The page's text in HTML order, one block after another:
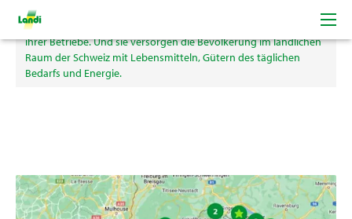
Die LANDI Genossenschaften unterstützen die Schweizer
Bäuerinnen und Bauern bei der wirtschaftlichen Entwicklung
ihrer Betriebe. Und sie versorgen die Bevölkerung im ländlichen
Raum der Schweiz mit Lebensmitteln, Gütern des täglichen
Bedarfs und Energie.